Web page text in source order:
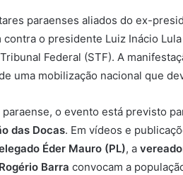
paraenses aliados do ex-
contra o presidente Luiz Inácio
Federal (STF). A
uma mobilização nacional que
paraense, o evento está previsto
das Docas. Em vídeos e
Éder Mauro (PL), a
Barra convocam a